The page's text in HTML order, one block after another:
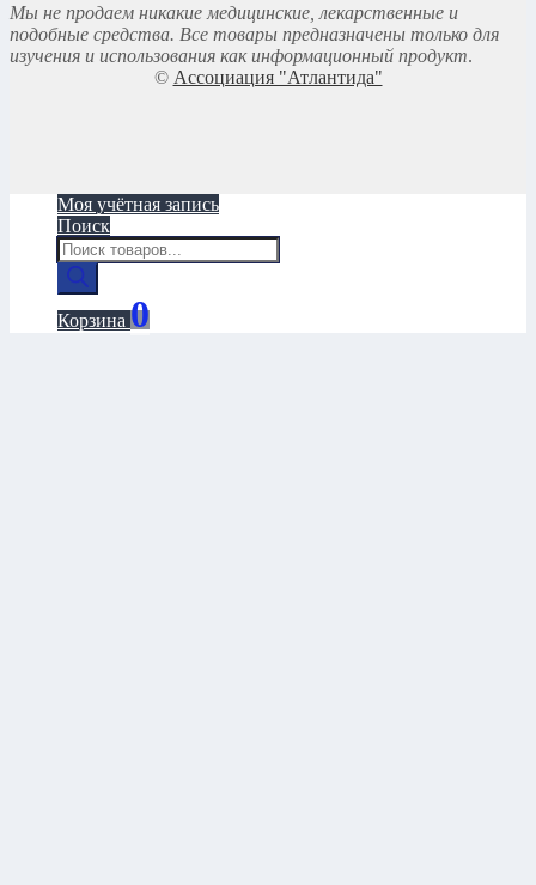
Мы не продаем никакие медицинские, лекарственные и
подобные средства. Все товары предназначены только для
изучения и использования как информационный продукт.
© Ассоциация "Атлантида"
Моя учётная запись
Поиск
Поиск
товаров
Корзина 0